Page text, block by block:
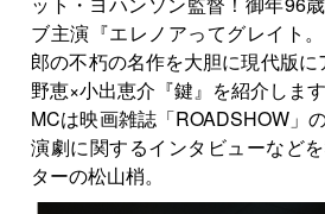
ブ主演『エレノアってグレイト
郎の不朽の名作を大胆に現代版
野恵×小出恵介『鍵』を紹介します
MCは映画雑誌「ROADSHOW」
演劇に関するインタビューなど
ターの松山梢。